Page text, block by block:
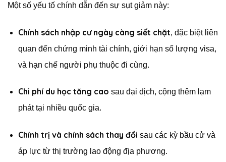
Một số yếu tố chính dẫn đến sự sụt giảm này:
Chính sách nhập cư ngày càng siết chặt, đặc biệt liên
quan đến chứng minh tài chính, giới hạn số lượng visa,
và hạn chế người phụ thuộc đi cùng.
Chi phí du học tăng cao sau đại dịch, cộng thêm lạm
phát tại nhiều quốc gia.
Chính trị và chính sách thay đổi sau các kỳ bầu cử và
áp lực từ thị trường lao động địa phương.